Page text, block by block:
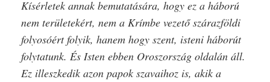
Kísérletek annak bemutatására, hogy ez a háború
nem területekért, nem a Krímbe vezető szárazföldi
folyosóért folyik, hanem hogy szent, isteni háborút
folytatunk. És Isten ebben Oroszország oldalán áll.
Ez illeszkedik azon papok szavaihoz is, akik a